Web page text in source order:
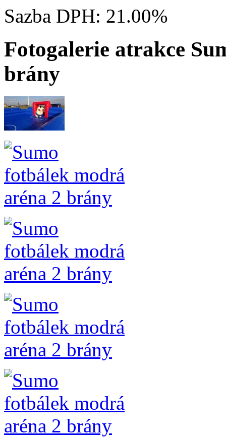
Sazba DPH: 21.00%
Fotogalerie atrakce
brány